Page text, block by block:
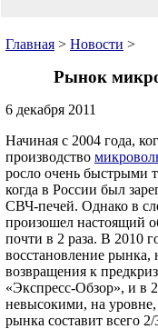
Главная > Новости >
Рынок
6 декабря 2011
Начиная с 2004 года,
производство
росло очень быстрыми
когда в России был
СВЧ-печей. Однако в
произошел настоящий
почти в 2 раза. В 2010
восстановление рынка,
возвращения к
«Экспресс-Обзор», и в
невысокими, на
рынка составит всего